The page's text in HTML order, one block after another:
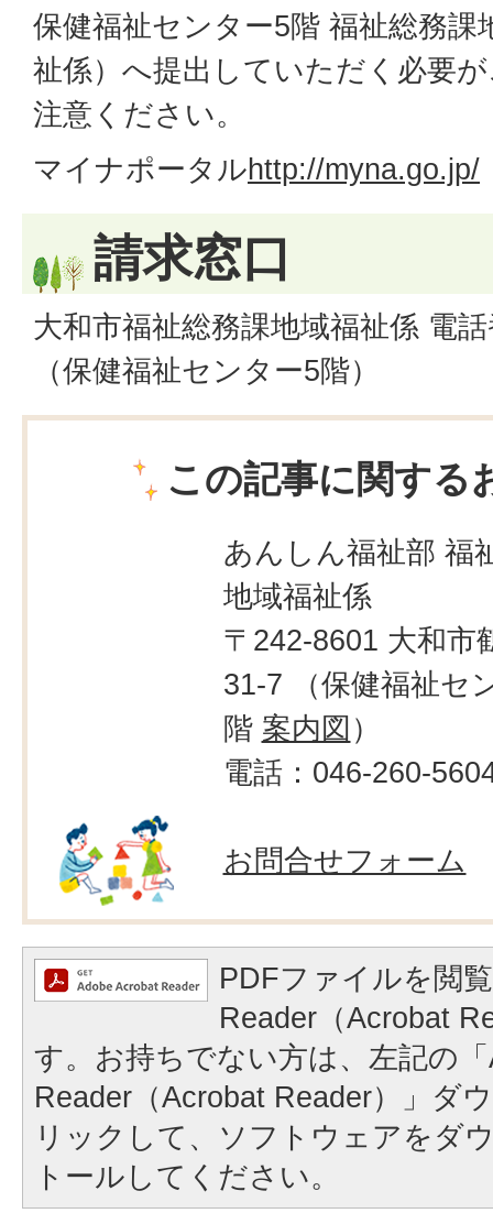
保健福祉センター5階 福祉総務課
祉係）へ提出していただく必要
注意ください。
マイナポータルhttp://myna.go.jp/
請求窓口
大和市福祉総務課地域福祉係 電
（保健福祉センター5階）
この記事に関する
あんしん福祉部 福
地域福祉係
〒242-8601 大和市
31-7 （保健福祉セ
階 案内図 ）
電話：046-260-
お問合せフォーム
PDFファイルを閲
Reader（Acrobat
す。お持ちでない方は、左記の
Reader（Acrobat Reader）」ダ
リックして、ソフトウェアをダ
トールしてください。